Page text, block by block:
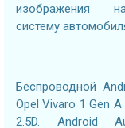
изображения на
систему
Беспроводной
Opel Vivaro 1 Gen
2.5D. Android